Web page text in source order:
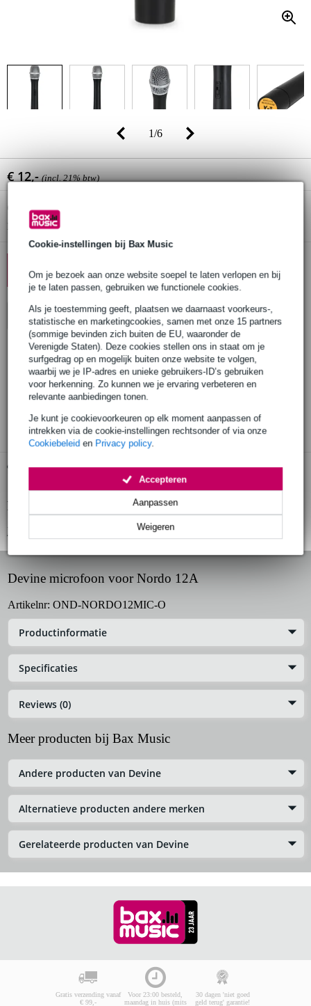
Cookie-instellingen bij Bax Music
Om je bezoek aan onze website soepel te laten verlopen en bij
je te laten passen, gebruiken we functionele cookies.
Als je toestemming geeft, plaatsen we daarnaast voorkeurs-,
statistische en marketingcookies, samen met onze 15 partners
(sommige bevinden zich buiten de EU, waaronder de
Verenigde Staten). Deze cookies stellen ons in staat om je
surfgedrag op en mogelijk buiten onze website te volgen,
waarbij we je IP-adres en unieke gebruikers-ID’s gebruiken
voor herkenning. Zo kunnen we je ervaring verbeteren en
relevante aanbiedingen tonen.
Je kunt je cookievoorkeuren op elk moment aanpassen of
intrekken via de cookie-instellingen rechtsonder of via onze
Cookiebeleid en Privacy policy.
Weigeren
Aanpassen
Accepteren
1/6
€ 12,- (incl. 21% btw)
Online voorraadstatus:
Nog 20 stuks op voorraad in ons magazijn
CODE: EXTRA10
In winkelwagen
Bestel nu = maandag in huis
30 dagen 'niet goed geld terug' garantie
3 jaar Bax Music garantie
Gratis ophalen in de winkel
Productinformatie
Bekijk alle productspecificaties
Devine microfoon voor Nordo 12A
Artikelnr: OND-NORDO12MIC-O
Productinformatie
Specificaties
Reviews (0)
Meer producten bij Bax Music
Andere producten van Devine
Alternatieve producten andere merken
Gerelateerde producten van Devine
Gratis verzending vanaf
€ 99,-
Voor 23:00 besteld,
maandag in huis (mits
30 dagen 'niet goed
geld terug' garantie!